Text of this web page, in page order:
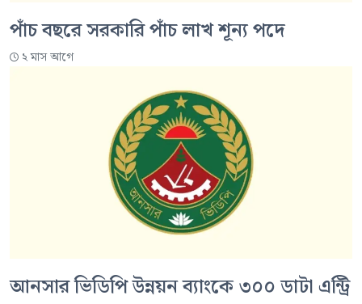
পাঁচ বছরে সরকারি পাঁচ লাখ শূন্য পদে
২ মাস আগে
আনসার ভিডিপি উন্নয়ন ব্যাংকে ৩০০ ডাটা এন্ট্রি